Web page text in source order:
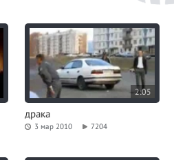
2:05
драка
3 мар 2010 7204